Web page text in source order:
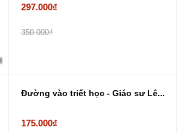
297.000₫
350.000₫
Đường vào triết học - Giáo sư Lê...
175.000₫